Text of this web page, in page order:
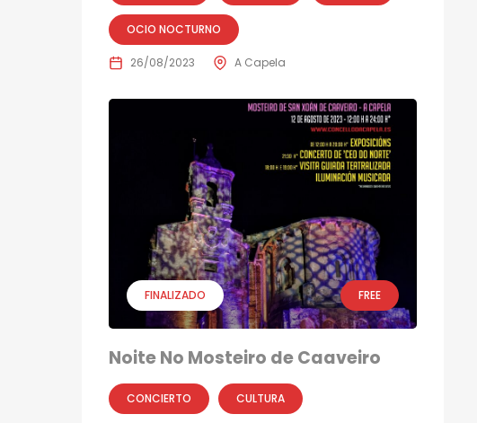
OCIO NOCTURNO
26/08/2023 A Capela
FINALIZADO FREE
Noite No Mosteiro de Caaveiro
CONCIERTO CULTURA